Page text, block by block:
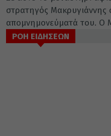
στρατηγός Μακρυγιάννης
απομνημονεύματά του. Ο
ΡΟΗ ΕΙΔΗΣΕΩΝ